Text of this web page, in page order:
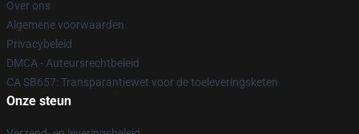
Over ons
Algemene voorwaarden
Privacybeleid
DMCA - Auteursrechtbeleid
CA SB657: Transparantiewet voor de toeleveringsketen
Onze steun